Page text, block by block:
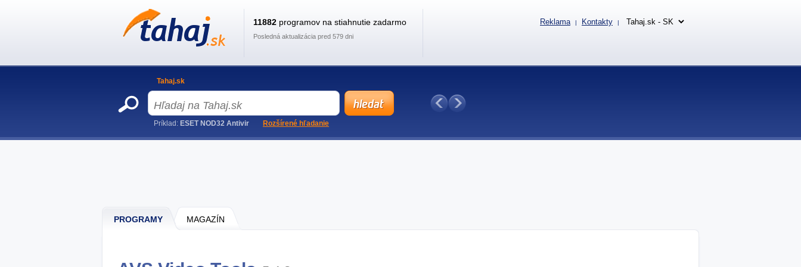
PROGRAMY MAGAZÍN
11882 programov na stiahnutie zadarmo
Posledná aktualizácia pred 579 dni
Reklama | Kontakty |
Tahaj.sk
Príklad: ESET NOD32 Antivir Rozšírené hľadanie